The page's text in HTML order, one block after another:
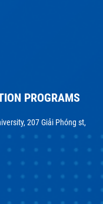
PROGRAMS
207 Giải Phóng st,